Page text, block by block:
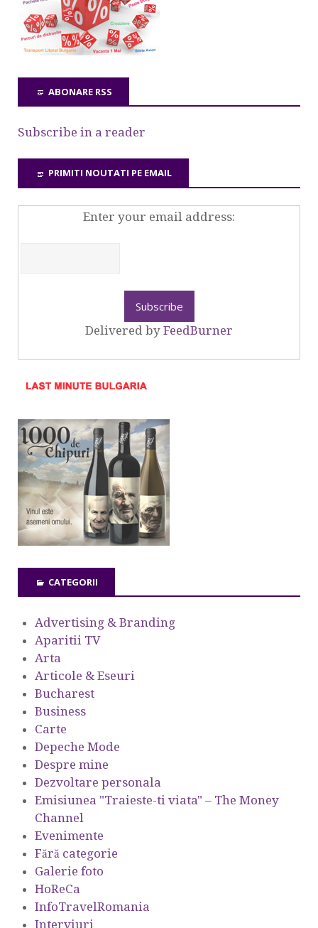
ABONARE RSS
Subscribe in a reader
PRIMITI NOUTATI PE EMAIL
Enter your email address:
Delivered by FeedBurner
CATEGORII
Advertising & Branding
Aparitii TV
Arta
Articole & Eseuri
Bucharest
Business
Carte
Depeche Mode
Despre mine
Dezvoltare personala
Emisiunea "Traieste-ti viata" – The Money
Channel
Evenimente
Fără categorie
Galerie foto
HoReCa
InfoTravelRomania
Interviuri